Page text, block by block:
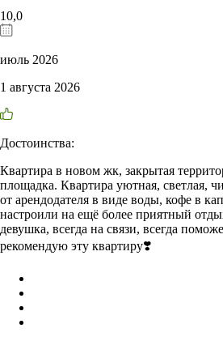
10,0
июль 2026
1 августа 2026
Достоинства:
Квартира в новом жк, закрытая
площадка. Квартира уютная, светлая,
от арендодателя в виде воды, кофе в
настроили на ещё более приятный
девушка, всегда на связи, всегда
рекомендую эту квартиру❣️